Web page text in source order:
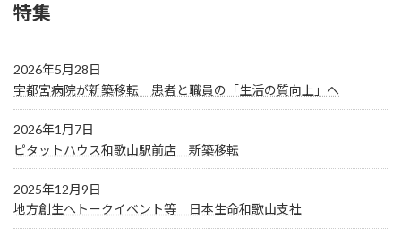
特集
2026年5月28日
宇都宮病院が新築移転 患者と職員の「生活の質向上」へ
2026年1月7日
ピタットハウス和歌山駅前店 新築移転
2025年12月9日
地方創生へトークイベント等 日本生命和歌山支社